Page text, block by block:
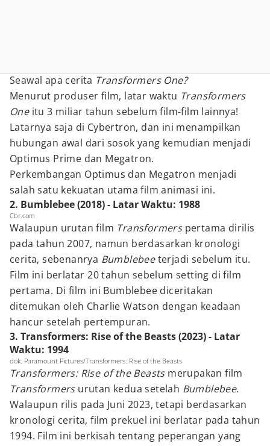
Seawal apa cerita Transformers One?
Menurut produser film, latar waktu Transformers
One itu 3 miliar tahun sebelum film-film lainnya!
Latarnya saja di Cybertron, dan ini menampilkan
hubungan awal dari sosok yang kemudian menjadi
Optimus Prime dan Megatron.
Perkembangan Optimus dan Megatron menjadi
salah satu kekuatan utama film animasi ini.
2. Bumblebee (2018) - Latar Waktu: 1988
Cbr.com
Walaupun urutan film Transformerspertama dirilis
pada tahun 2007, namun berdasarkan kronologi
cerita, sebenanrya Bumblebeeterjadi sebelum itu.
Film ini berlatar 20 tahun sebelum setting di film
pertama. Di film ini Bumblebee diceritakan
ditemukan oleh Charlie Watson dengan keadaan
hancur setelah pertempuran.
3. Transformers: Rise of the Beasts (2023) - Latar
Waktu: 1994
dok. Paramount Pictures/Transformers: Rise of the Beasts
Transformers: Rise of the Beastsmerupakan film
Transformersurutan kedua setelah Bumblebee.
Walaupun rilis pada Juni 2023, tetapi berdasarkan
kronologi cerita, film prekuel ini berlatar pada tahun
1994. Film ini berkisah tentang peperangan yang